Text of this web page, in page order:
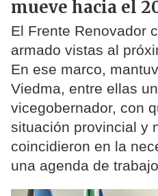
mueve hacia el
El Frente Renovador
armado vistas al
En ese marco,
Viedma, entre ellas
vicegobernador, con
situación provincial y
coincidieron en la
una agenda de